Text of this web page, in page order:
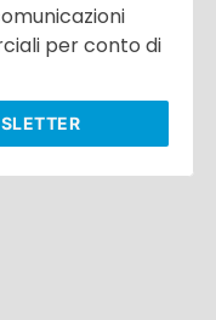
per conto di